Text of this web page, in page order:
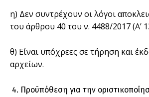
η) Δεν συντρέχουν οι λόγοι
του άρθρου 40 του ν. 4488/2017 (Α’
θ) Είναι υπόχρεες σε τήρηση και
αρχείων.
Προϋπόθεση για την